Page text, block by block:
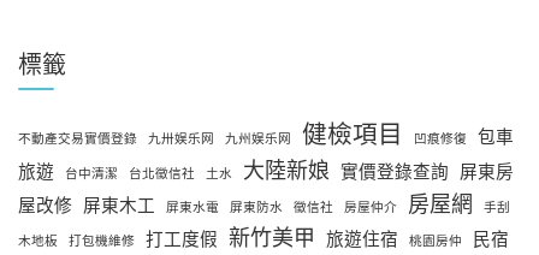
標籤
不動產交易實價登錄 九卅娱乐网 九州娱乐网 健檢項目 凹痕修復
包車
旅遊
台中清潔 台北徵信社 土水 大陸新娘 實價登錄查詢 屏東房
屋改修 屏東木工 屏東水電 屏東防水 徵信社 房屋仲介 房屋網
手刮
木地板
打包機維修 打工度假 新竹美甲 旅遊住宿 桃園房仲
民宿